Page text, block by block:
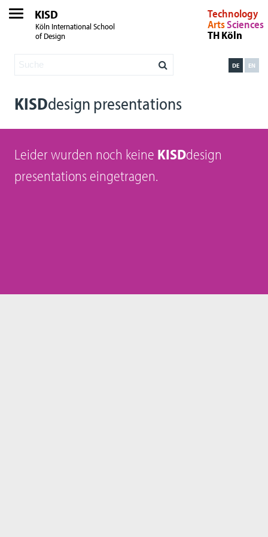
KISD
Köln International School
of Design
Technology
ArtsSciences
TH Köln
EN
DE
KISDdesign presentations
Leider wurden noch keine KISDdesign
presentations eingetragen.